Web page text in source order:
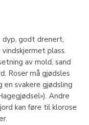
dyp, godt drenert,
plass.
av mold, sand
Roser må gjødsles
en svakere gjødsling
Andre
kan føre til klorose